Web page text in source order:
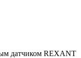
датчиком REXANT